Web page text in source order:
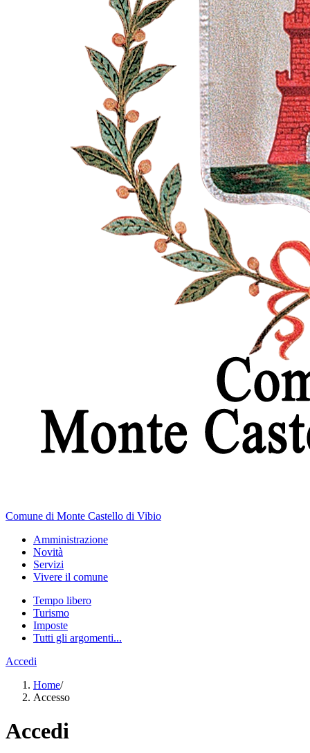
Comune di Monte Castello di Vibio
Amministrazione
Novità
Servizi
Vivere il comune
Tempo libero
Turismo
Imposte
Tutti gli argomenti...
Accedi
Home/
Accesso
Accedi